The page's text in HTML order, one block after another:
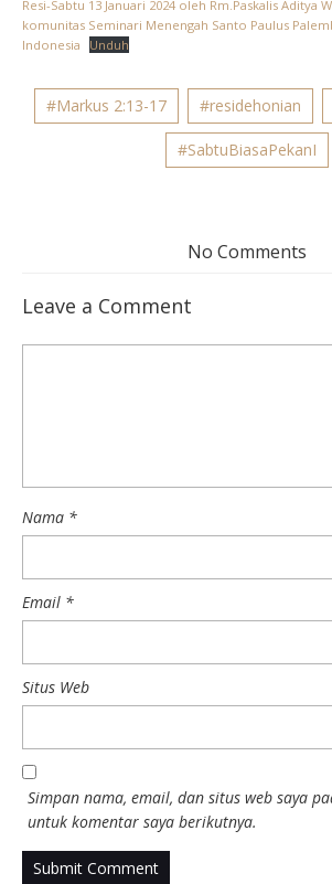
Resi-Sabtu 13 Januari 2024 oleh Rm.Paskalis Aditya
komunitas Seminari Menengah Santo Paulus
Indonesia
Unduh
#Markus 2:13-17 #residehonian
#SabtuBiasaPekanI
No Comments
Leave a Comment
Nama *
Email *
Situs Web
Simpan nama, email, dan situs web saya
untuk komentar saya berikutnya.